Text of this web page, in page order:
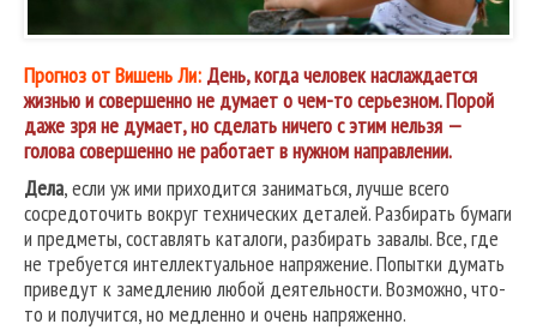
Прогноз от Вишень Ли: День, когда человек наслаждается
жизнью и совершенно не думает о чем-то серьезном. Порой
даже зря не думает, но сделать ничего с этим нельзя —
голова совершенно не работает в нужном направлении.
Дела, если уж ими приходится заниматься, лучше всего
сосредоточить вокруг технических деталей. Разбирать бумаги
и предметы, составлять каталоги, разбирать завалы. Все, где
не требуется интеллектуальное напряжение. Попытки думать
приведут к замедлению любой деятельности. Возможно, что-
то и получится, но медленно и очень напряженно.